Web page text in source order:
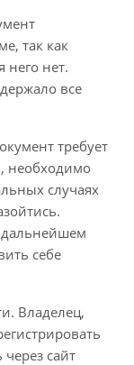
так как
него нет.
все
требует
необходимо
случаях
себе
Владелец,
сайт